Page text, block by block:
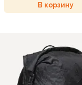
В корзину